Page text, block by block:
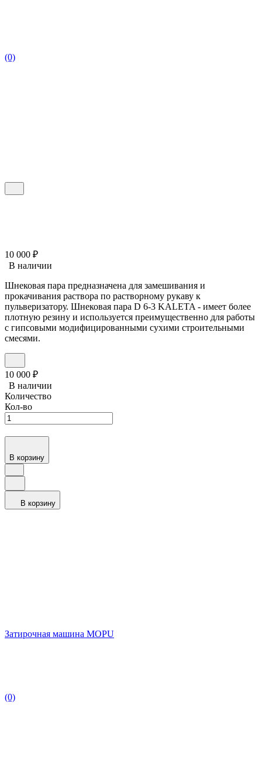
(0)
10 000 ₽
В наличии
Шнековая пара предназначена для замешивания и
прокачивания раствора по растворному рукаву к
пульверизатору. Шнековая пара D 6-3 KALETA - имеет более
плотную резину и используется преимущественно для работы
с гипсовыми модифицированными сухими строительными
смесями.
10 000 ₽
В наличии
Количество
Кол-во
В корзину
В корзину
Затирочная машина MOPU
(0)